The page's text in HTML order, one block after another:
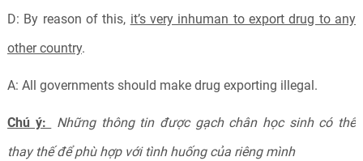
D: By reason of this, it’s very inhuman to export drug to any
other country.
A: All governments should make drug exporting illegal.
Chú ý:
Những thông tin được gạch chân học sinh có thể
thay thế để phù hợp với tình huống của riêng mình